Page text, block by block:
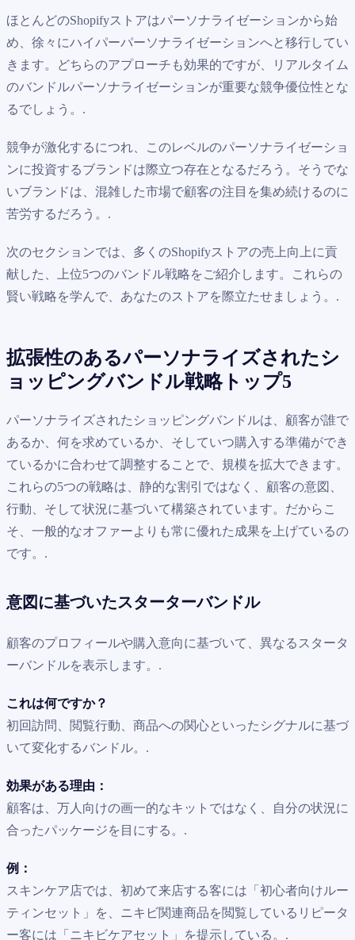
ほとんどのShopifyストアはパーソナライゼーションから始
め、徐々にハイパーパーソナライゼーションへと移行してい
きます。どちらのアプローチも効果的ですが、リアルタイム
のバンドルパーソナライゼーションが重要な競争優位性とな
るでしょう。.
競争が激化するにつれ、このレベルのパーソナライゼーショ
ンに投資するブランドは際立つ存在となるだろう。そうでな
いブランドは、混雑した市場で顧客の注目を集め続けるのに
苦労するだろう。.
次のセクションでは、多くのShopifyストアの売上向上に貢
献した、上位5つのバンドル戦略をご紹介します。これらの
賢い戦略を学んで、あなたのストアを際立たせましょう。.
拡張性のあるパーソナライズされたシ
ョッピングバンドル戦略トップ5
パーソナライズされたショッピングバンドルは、顧客が誰で
あるか、何を求めているか、そしていつ購入する準備ができ
ているかに合わせて調整することで、規模を拡大できます。
これらの5つの戦略は、静的な割引ではなく、顧客の意図、
行動、そして状況に基づいて構築されています。だからこ
そ、一般的なオファーよりも常に優れた成果を上げているの
です。.
意図に基づいたスターターバンドル
顧客のプロフィールや購入意向に基づいて、異なるスタータ
ーバンドルを表示します。.
これは何ですか？
初回訪問、閲覧行動、商品への関心といったシグナルに基づ
いて変化するバンドル。.
効果がある理由：
顧客は、万人向けの画一的なキットではなく、自分の状況に
合ったパッケージを目にする。.
例：
スキンケア店では、初めて来店する客には「初心者向けルー
ティンセット」を、ニキビ関連商品を閲覧しているリピータ
ー客には「ニキビケアセット」を提示している。.